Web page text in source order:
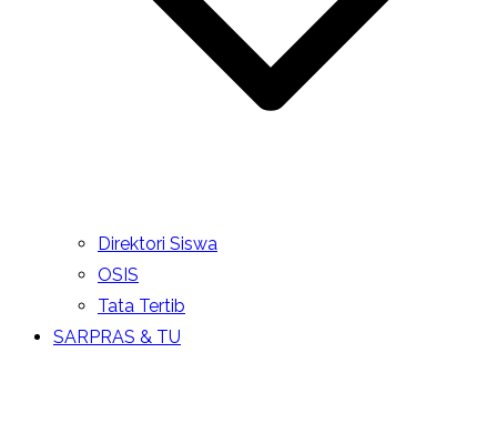
Direktori Siswa
OSIS
Tata Tertib
SARPRAS & TU